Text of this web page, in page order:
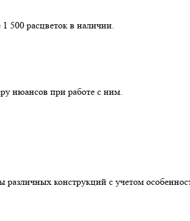
500 расцветок в наличии.
нюансов при работе с ним.
конструкций с учетом